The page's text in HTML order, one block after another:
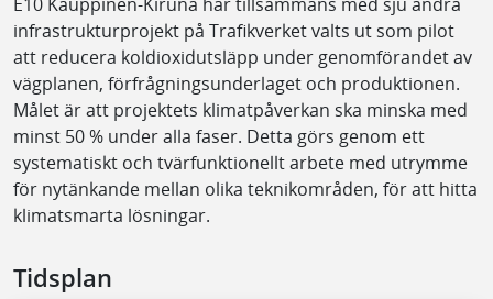
infrastrukturprojekt på Trafikverket valts ut som pilot
att reducera koldioxidutsläpp under genomförandet av
vägplanen, förfrågningsunderlaget och produktionen.
Målet är att projektets klimatpåverkan ska minska med
minst 50 % under alla faser. Detta görs genom ett
systematiskt och tvärfunktionellt arbete med utrymme
för nytänkande mellan olika teknikområden, för att hitta
klimatsmarta lösningar.
Tidsplan